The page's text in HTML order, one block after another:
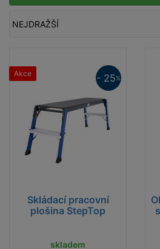
Hliníkové schůdky -
dle ČSN EN 131-1, ČSN EN 131-2
Jednostranné hliníkové
stupadly šířky 100 mm a
pracovní miskou
Pracovní výška 2,85 až
Maximální zatížení 150 kg
Oboustranné hliníkové
dle ČSN EN 131-1, ČSN EN 131-2
Skládací pracovní
plošina StepTop
Akce
skladem
- 25%